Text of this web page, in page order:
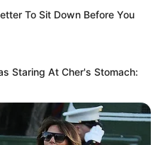
To Sit Down Before You
Staring At Cher's Stomach: